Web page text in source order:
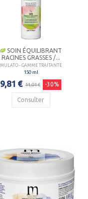
SOIN ÉQUILIBRANT
RACINES GRASSES /...
MULATO - GAMME TRAITANTE
150 ml
9,81 € 14,01 € -30%
Consulter